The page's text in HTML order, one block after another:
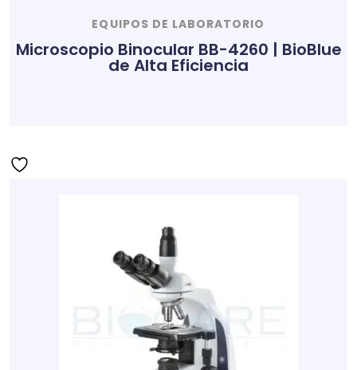
EQUIPOS DE LABORATORIO
Microscopio Binocular BB-4260 | BioBlue
de Alta Eficiencia